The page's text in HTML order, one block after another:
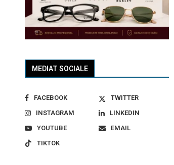
MEDIAT SOCIALE
FACEBOOK
TWITTER
INSTAGRAM
LINKEDIN
YOUTUBE
EMAIL
TIKTOK